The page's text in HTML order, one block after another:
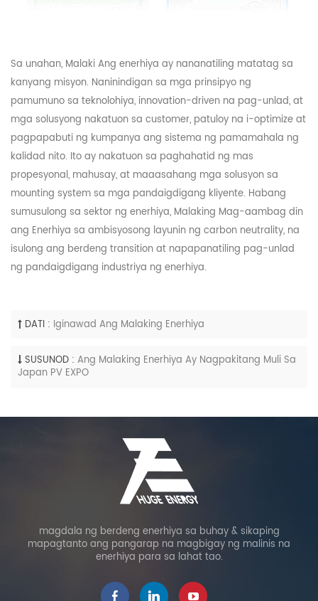
Sa unahan, MalakiAng enerhiya ay nananatiling matatag sa
kanyang misyon. Naninindigan sa mga prinsipyo ng
pamumuno sa teknolohiya, innovation-driven na pag-unlad, at
mga solusyong nakatuon sa customer, patuloy na i-optimize at
pagpapabuti ng kumpanya ang sistema ng pamamahala ng
kalidad nito. Ito ay nakatuon sa paghahatid ng mas
propesyonal, mahusay, at maaasahang mga solusyon sa
mounting system sa mga pandaigdigang kliyente. Habang
sumusulong sa sektor ng enerhiya, Malaking Mag-aambag din
ang Enerhiya sa ambisyosong layunin ng carbon neutrality, na
isulong ang berdeng transition at napapanatiling pag-unlad
ng pandaigdigang industriya ng enerhiya.
DATI : Iginawad Ang Malaking Enerhiya
SUSUNOD : Ang Malaking Enerhiya Ay Nagpakitang Muli Sa
Japan PV EXPO
magdala ng berdeng enerhiya sa buhay & sikaping
mapagtanto ang pangarap na magbigay ng malinis na
enerhiya para sa lahat tao.